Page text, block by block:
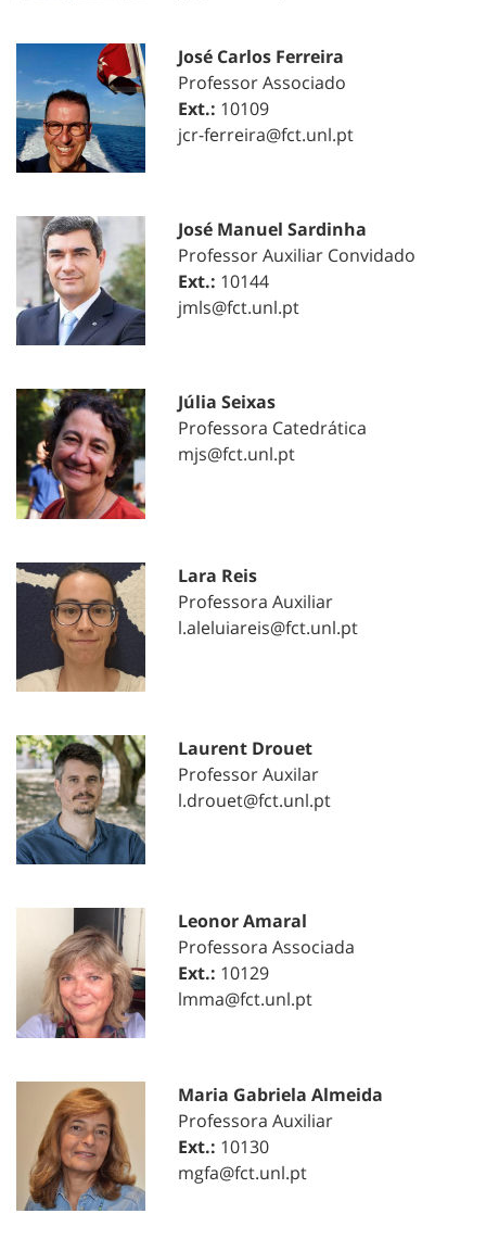
José Carlos Ferreira
Professor Associado
Ext.: 10109
jcr-ferreira@fct.unl.pt
José Manuel Sardinha
Professor Auxiliar Convidado
Ext.: 10144
jmls@fct.unl.pt
Júlia Seixas
Professora Catedrática
mjs@fct.unl.pt
Lara Reis
Professora Auxiliar
l.aleluiareis@fct.unl.pt
Laurent Drouet
Professor Auxilar
l.drouet@fct.unl.pt
Leonor Amaral
Professora Associada
Ext.: 10129
lmma@fct.unl.pt
Maria Gabriela Almeida
Professora Auxiliar
Ext.: 10130
mgfa@fct.unl.pt